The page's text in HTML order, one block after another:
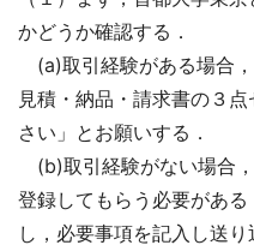
かどうか確認する．
(a)取引経験がある場合
見積・納品・請求書の３
さい」とお願いする．
(b)取引経験がない場合
登録してもらう必要があ
し，必要事項を記入し送